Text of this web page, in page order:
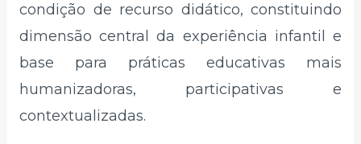
condição de recurso didático, constituindo
dimensão central da experiência infantil e
base para práticas educativas mais
humanizadoras, participativas e
contextualizadas.